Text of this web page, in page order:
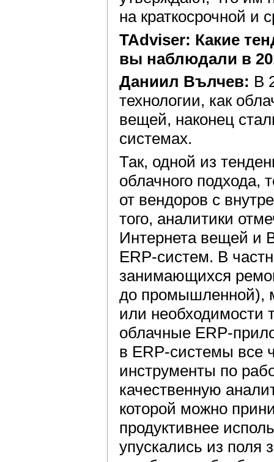
на краткосрочной и
TAdviser: Какие
вы наблюдали в
Даниил Вълчев: В
технологии, как
вещей, наконец
системах.
Так, одной из
облачного подхода,
от вендоров с
того, аналитики
Интернета вещей и
ERP-систем. В
занимающихся
до промышленной),
или необходимости
облачные ERP-
в ERP-системы все
инструменты по
качественную
которой можно
продуктивнее
упускались из поля